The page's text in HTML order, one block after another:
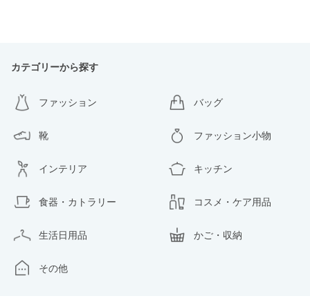
カテゴリーから探す
ファッション バッグ
靴 ファッション小物
インテリア キッチン
食器・カトラリー コスメ・ケア用品
生活日用品 かご・収納
その他